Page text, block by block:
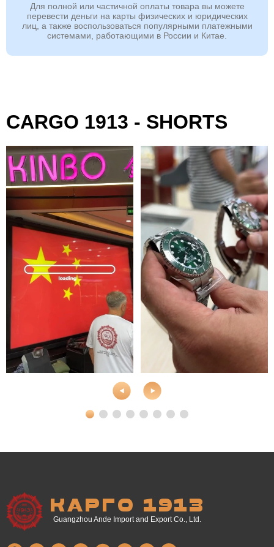
Для полной или частичной оплаты товара вы можете
перевести деньги на карты физических и юридических
лиц, а также воспользоваться популярными платежными
системами, работающими в России и Китае.
CARGO 1913 - SHORTS
КАРГО 1913
Guangzhou Ande Import and Export Co., Ltd.